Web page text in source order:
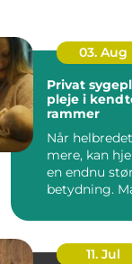
03. Aug
Privat
pleje i
rammer
Når
mere, kan
en endnu
betydning.
be...
11. Jul